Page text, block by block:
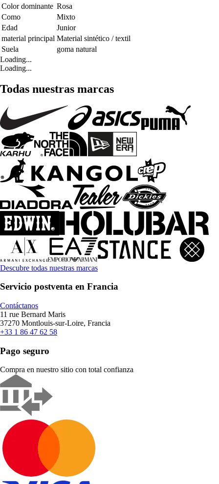
Color dominante Rosa
Como
Mixto
Edad
Junior
material principal Material sintético / textil
Suela
goma natural
Loading...
Loading...
Todas nuestras marcas
Descubre todas nuestras marcas
Servicio postventa en Francia
Contáctanos
11 rue Bernard Maris
37270 Montlouis-sur-Loire, Francia
+33 1 86 47 62 58
Pago seguro
Compra en nuestro sitio con total confianza